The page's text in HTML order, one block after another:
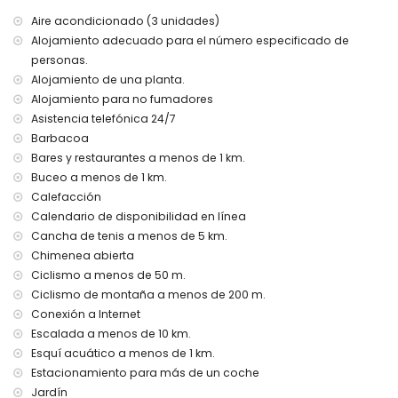
Aire acondicionado (3 unidades)
Alojamiento adecuado para el número especificado de
personas.
Alojamiento de una planta.
Alojamiento para no fumadores
Asistencia telefónica 24/7
Barbacoa
Bares y restaurantes a menos de 1 km.
Buceo a menos de 1 km.
Calefacción
Calendario de disponibilidad en línea
Cancha de tenis a menos de 5 km.
Chimenea abierta
Ciclismo a menos de 50 m.
Ciclismo de montaña a menos de 200 m.
Conexión a Internet
Escalada a menos de 10 km.
Esquí acuático a menos de 1 km.
Estacionamiento para más de un coche
Jardín